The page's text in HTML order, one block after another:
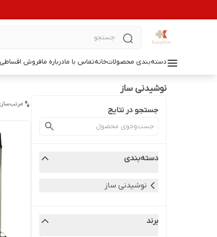
دسته‌بندی محصولاتخانهتماس با مادرباره مافروش اقساطی
نوشیدنی ساز
جستجو در نتایج
دسته‌بندی
نوشیدنی ساز
برند